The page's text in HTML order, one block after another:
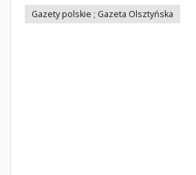
Gazety polskie ; Gazeta Olsztyńska